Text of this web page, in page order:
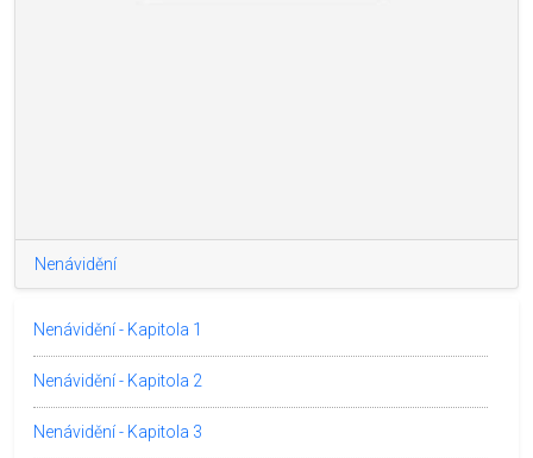
Nenávidění
Nenávidění - Kapitola 1
Nenávidění - Kapitola 2
Nenávidění - Kapitola 3